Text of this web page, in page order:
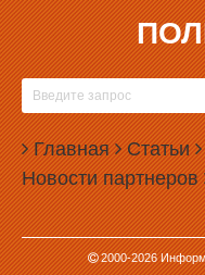
Главная Статьи
Новости партнеров
2000-2026
18.03.2021, 13:23
В СВЕРДЛОВСКОЙ
166 НОВЫХ
В Свердловской области
новых случаев
меньше, чем днем ранее.
По данным областного
года, 49 новых случаев